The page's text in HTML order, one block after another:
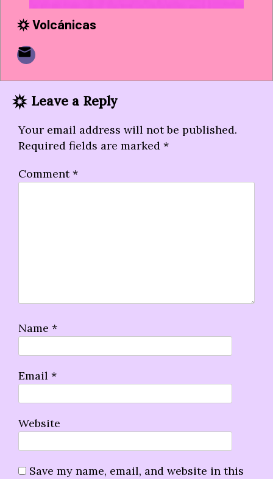
Volcánicas
Leave a Reply
Your email address will not be published.
Required fields are marked *
Comment*
Name *
Email *
Website
Save my name, email, and website in this